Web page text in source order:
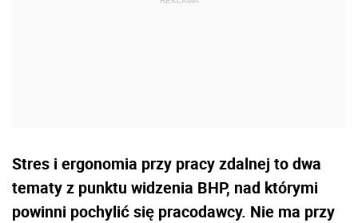
Stres i ergonomia przy pracy zdalnej to dwa
tematy z punktu widzenia BHP, nad którymi
powinni pochylić się pracodawcy. Nie ma przy